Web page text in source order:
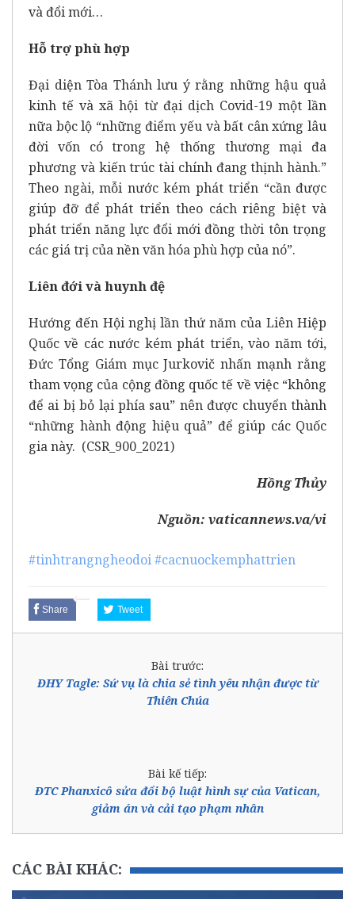
và đổi mới…
Hỗ trợ phù hợp
Đại diện Tòa Thánh lưu ý rằng những hậu quả
kinh tế và xã hội từ đại dịch Covid-19 một lần
nữa bộc lộ “những điểm yếu và bất cân xứng lâu
đời vốn có trong hệ thống thương mại đa
phương và kiến trúc tài chính đang thịnh hành.”
Theo ngài, mỗi nước kém phát triển “cần được
giúp đỡ để phát triển theo cách riêng biệt và
phát triển năng lực đổi mới đồng thời tôn trọng
các giá trị của nền văn hóa phù hợp của nó”.
Liên đới và huynh đệ
Hướng đến Hội nghị lần thứ năm của Liên Hiệp
Quốc về các nước kém phát triển, vào năm tới,
Đức Tổng Giám mục Jurkovič nhấn mạnh rằng
tham vọng của cộng đồng quốc tế về việc “không
để ai bị bỏ lại phía sau” nên được chuyển thành
“những hành động hiệu quả” để giúp các Quốc
gia này. (CSR_900_2021)
Hồng Thủy
Nguồn: vaticannews.va/vi
#tinhtrangngheodoi#cacnuockemphattrien
Share Tweet
Bài trước:
ĐHY Tagle: Sứ vụ là chia sẻ tình yêu nhận được từ
Thiên Chúa
Bài kế tiếp:
ĐTC Phanxicô sửa đổi bộ luật hình sự của Vatican,
giảm án và cải tạo phạm nhân
CÁC BÀI KHÁC: